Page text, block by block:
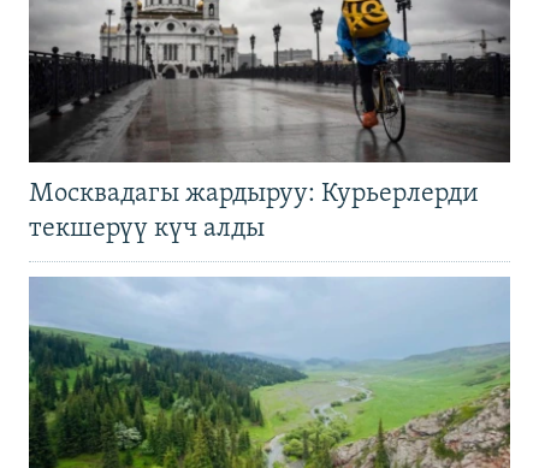
Москвадагы жардыруу: Курьерлерди
текшерүү күч алды